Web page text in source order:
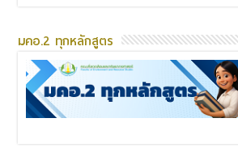
มคอ.2 ทุกหลักสูตร